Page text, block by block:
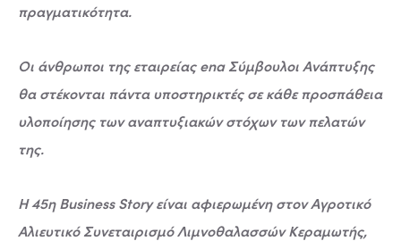
πραγματικότητα.
Οι άνθρωποι της εταιρείας ena Σύμβουλοι Ανάπτυξης
θα στέκονται πάντα υποστηρικτές σε κάθε προσπάθεια
υλοποίησης των αναπτυξιακών στόχων των πελατών
της.
Η 45η Business Story είναι αφιερωμένη στον Αγροτικό
Αλιευτικό Συνεταιρισμό Λιμνοθαλασσών Κεραμωτής,